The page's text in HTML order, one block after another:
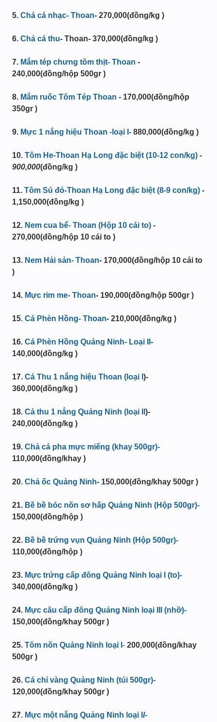
5. Chả cá nhạc- Thoan- 270,000(đồng/kg )
6. Chả cá thu- Thoan- 370,000(đồng/kg )
7. Mắm tép chưng tôm thịt- Thoan -
240,000(đồng/hộp 500gr )
8. Mắm ruốc Tôm Tép Thoan - 170,000(đồng/hộp
350gr )
9. Mực 1 nắng hiệu Thoan -loại I- 880,000(đồng/kg )
10. Tôm He-Thoan Hạ Long đặc biệt (10-12 con/kg) -
900,000(đồng/kg )
11. Tôm Sú đỏ-Thoan Hạ Long đặc biệt (8-9 con/kg) -
1,150,000(đồng/kg )
12. Nem cua bể- Thoan (Hộp 10 cái to) -
270,000(đồng/hộp 10 cái to )
13. Nem Hải sản- Thoan- 170,000(đồng/hộp 10 cái to
)
14. Mực rim me- Thoan- 190,000(đồng/hộp 500gr )
15. Cá Phèn Hồng- Thoan- 210,000(đồng/kg )
16. Cá Phèn Hồng Quảng Ninh- Loại II -
140,000(đồng/kg )
17. Cá Thu 1 nắng hiệu Thoan (loại I )-
360,000(đồng/kg )
18. Cá thu 1 nẳng Quảng Ninh (loại II )-
240,000(đồng/kg )
19. Chả cá pha mực miếng (khay 500gr)-
110,000(đồng/khay )
20. Chả ốc Quảng Ninh- 150,000(đồng/khay 500gr )
21. Bề bề bóc nõn sơ hấp Quảng Ninh (Hộp 500gr)-
150,000(đồng/hộp )
22. Bề bề trứng vụn Quảng Ninh (Hộp 500gr)-
110,000(đồng/hộp )
23. Mực trứng cấp đông Quảng Ninh loại I (to)-
340,000(đồng/kg )
24. Mực câu cấp đông Quảng Ninh loại III (nhỡ)-
150,000(đồng/khay 500gr )
25. Tôm nõn Quảng Ninh loại I - 200,000(đồng/khay
500gr )
26. Cá chỉ vàng Quảng Ninh (túi 500gr)-
120,000(đồng/khay 500gr )
27. Mực một nắng Quảng Ninh loại I I-